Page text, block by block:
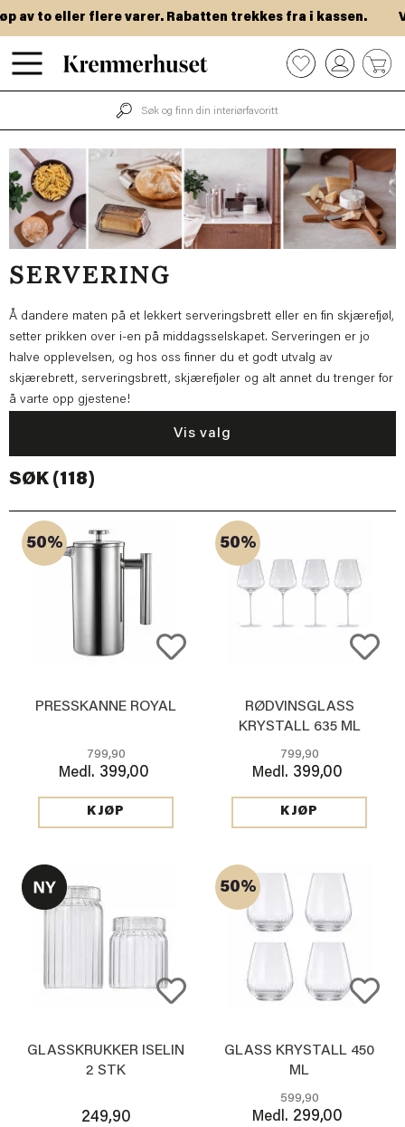
Hopp
til
hovedinnhold
to eller flere varer. Rabatten trekkes fra i kassen.
0
SERVERING
Å dandere maten på et lekkert serveringsbrett eller en fin skjærefjøl,
setter prikken over i-en på middagsselskapet. Serveringen er jo
halve opplevelsen, og hos oss finner du et godt utvalg av
skjærebrett, serveringsbrett, skjærefjøler og alt annet du trenger for
å varte opp gjestene!
Vis valg
SØK (118)
50%
PRESSKANNE ROYAL
799,90
Medl. 399,00
KJØP
50%
RØDVINSGLASS
KRYSTALL 635 ML
799,90
Medl. 399,00
KJØP
GLASSKRUKKER ISELIN
2 STK
249,90
50%
GLASS KRYSTALL 450
ML
599,90
Medl. 299,00